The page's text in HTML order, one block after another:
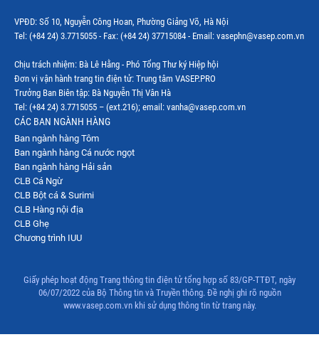
Thị trường Mỹ
Thị trường Nga
Thị trường Hàn Quốc
Thị trường Nhật Bản
Thị trường Thái Lan
Thị trường Trung Quốc
Thị trường Philippines
Thị trường Tây Ban Nha
Thị trường thủy sản khác
VPĐD: Số 10, Nguyễn Công Hoan, Phường Giảng Võ, Hà Nội
Tel: (+84 24) 3.7715055 - Fax: (+84 24) 37715084 - Email: vasephn@vasep.com.vn
Chịu trách nhiệm: Bà Lê Hằng - Phó Tổng Thư ký Hiệp hội
Đơn vị vận hành trang tin điện tử: Trung tâm VASEP.PRO
Trưởng Ban Biên tập: Bà Nguyễn Thị Vân Hà
Tel: (+84 24) 3.7715055 – (ext.216); email: vanha@vasep.com.vn
CÁC BAN NGÀNH HÀNG
Ban ngành hàng Tôm
Ban ngành hàng Cá nước ngọt
Ban ngành hàng Hải sản
CLB Cá Ngừ
CLB Bột cá & Surimi
CLB Hàng nội địa
CLB Ghẹ
Chương trình IUU
Giấy phép hoạt động Trang thông tin điện tử tổng hợp số 83/GP-TTĐT, ngày
06/07/2022 của Bộ Thông tin và Truyền thông. Đề nghị ghi rõ nguồn
www.vasep.com.vn khi sử dụng thông tin từ trang này.